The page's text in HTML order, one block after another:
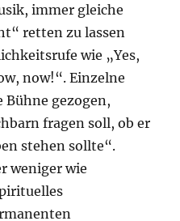
immer gleiche
retten zu lassen
wie „Yes,
now!“. Einzelne
Bühne gezogen,
fragen soll, ob er
stehen sollte“.
weniger wie